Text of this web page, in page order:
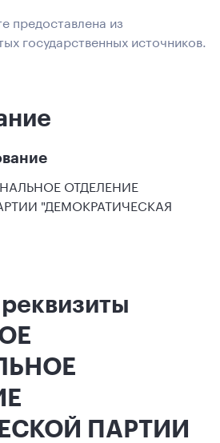
предоставлена из
государственных источников.
ОТДЕЛЕНИЕ
"ДЕМОКРАТИЧЕСКАЯ
ПАРТИИ